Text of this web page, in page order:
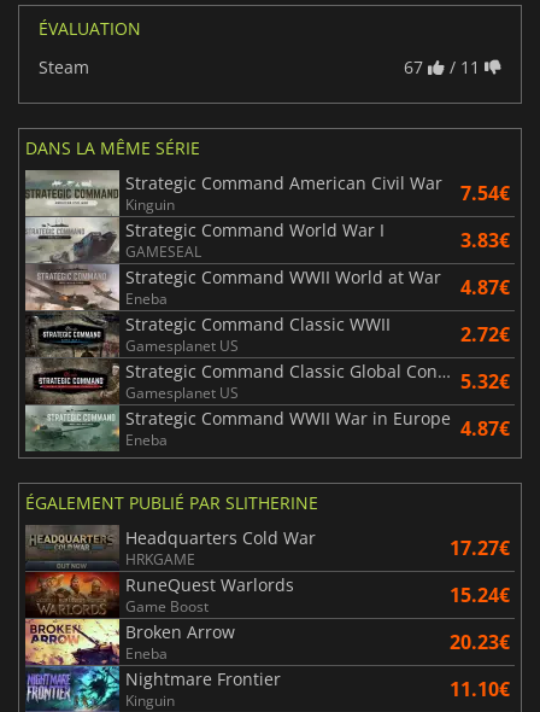
ÉVALUATION
Steam
67 / 11
DANS LA MÊME SÉRIE
Strategic Command American Civil War
Kinguin 7.54€
Strategic Command World War I
GAMESEAL 3.83€
Strategic Command WWII World at War
Eneba 4.87€
Strategic Command Classic WWII
Gamesplanet US 2.72€
Strategic Command Classic Global Conflict
Gamesplanet US 5.32€
Strategic Command WWII War in Europe
Eneba 4.87€
ÉGALEMENT PUBLIÉ PAR SLITHERINE
Headquarters Cold War
HRKGAME 17.27€
RuneQuest Warlords
Game Boost 15.24€
Broken Arrow
Eneba 20.23€
Nightmare Frontier
Kinguin 11.10€